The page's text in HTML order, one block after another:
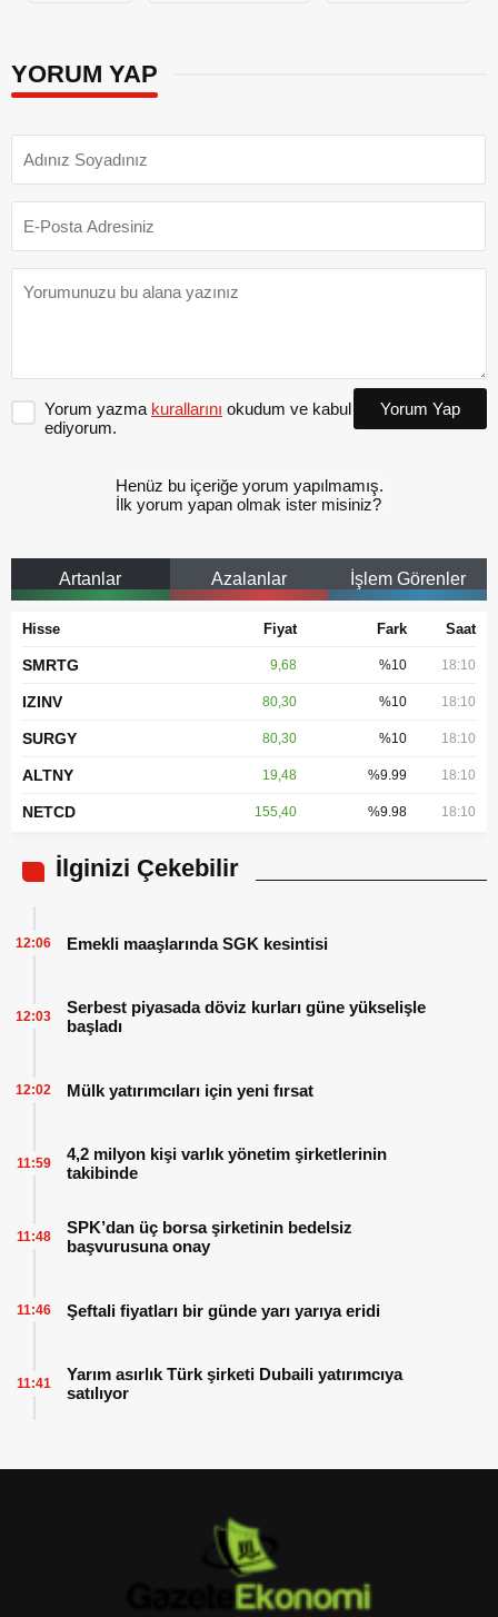
YORUM YAP
Yorum yazma kurallarını okudum ve kabul
ediyorum.
Yorum Yap
Henüz bu içeriğe yorum yapılmamış.
İlk yorum yapan olmak ister misiniz?
Artanlar Azalanlar İşlem Görenler
Hisse Fiyat Fark Saat
SMRTG 9,68 %10 18:10
IZINV 80,30 %10 18:10
SURGY 80,30 %10 18:10
ALTNY 19,48 %9.99 18:10
NETCD 155,40 %9.98 18:10
İlginizi Çekebilir
Emekli maaşlarında SGK kesintisi
12:06
Serbest piyasada döviz kurları güne yükselişle
başladı
12:03
Mülk yatırımcıları için yeni fırsat
12:02
4,2 milyon kişi varlık yönetim şirketlerinin
takibinde
11:59
SPK’dan üç borsa şirketinin bedelsiz
başvurusuna onay
11:48
Şeftali fiyatları bir günde yarı yarıya eridi
11:46
Yarım asırlık Türk şirketi Dubaili yatırımcıya
satılıyor
11:41